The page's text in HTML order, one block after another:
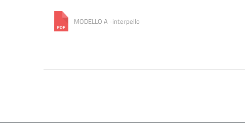
MODELLO A -interpello